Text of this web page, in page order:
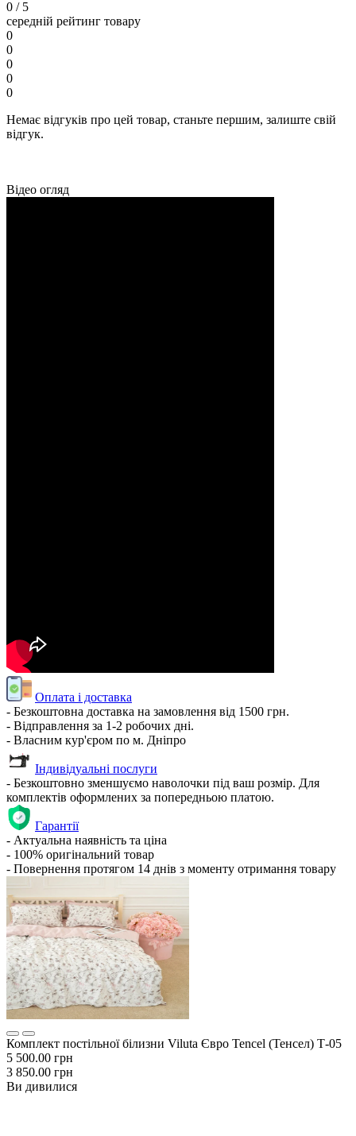
0 / 5
середній рейтинг товару
0
0
0
0
0
Немає відгуків про цей товар, станьте першим, залиште свій
відгук.
Відео огляд
Оплата і доставка
- Безкоштовна доставка на замовлення від 1500 грн.
- Відправлення за 1-2 робочих дні.
- Власним кур'єром по м. Дніпро
Індивідуальні послуги
- Безкоштовно зменшуємо наволочки під ваш розмір. Для
комплектів оформлених за попередньою платою.
Гарантії
- Актуальна наявність та ціна
- 100% оригінальний товар
- Повернення протягом 14 днів з моменту отримання товару
Комплект постільної білизни Viluta Євро Tencel (Тенсел) Т-05
5 500.00 грн
3 850.00 грн
Ви дивилися